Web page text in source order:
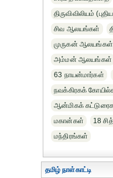
திருவிவிலியம்
சிவ ஆலயங்கள்
முருகன் ஆலயங்கள்
அம்மன் ஆலயங்கள்
63 நாயன்மார்கள்
நவக்கிரகக்
ஆன்மிகக்
மகான்கள்
18
மந்திரங்கள்
தமிழ் நாள்காட்டி